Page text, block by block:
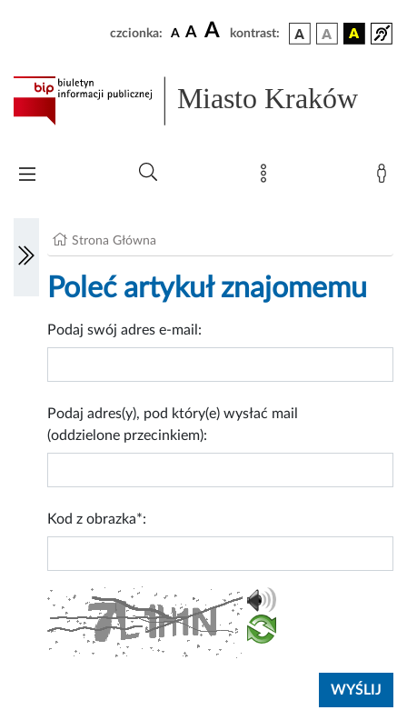
czcionka: A A A kontrast:
Miasto Kraków
Strona Główna
Poleć artykuł znajomemu
Podaj swój adres e-mail:
Podaj adres(y), pod który(e) wysłać mail
(oddzielone przecinkiem):
Kod z obrazka*: